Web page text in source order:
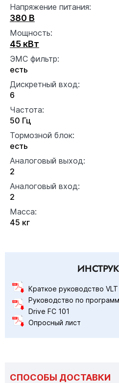
Напряжение питания:
380 В
Мощность:
45 кВт
ЭМС фильтр:
есть
Дискретный вход:
6
Частота:
50 Гц
Тормозной блок:
есть
Аналоговый выход:
2
Аналоговый вход:
2
Масса:
45 кг
Краткое руководство VLT
Руководство по
Drive FC 101
Опросный лист
СПОСОБЫ ДОСТАВКИ